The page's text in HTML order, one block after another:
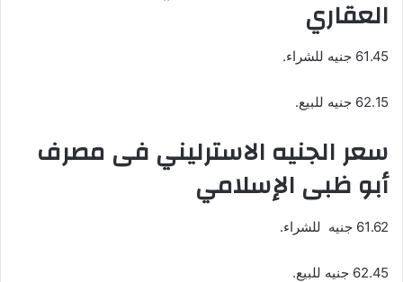
العقاري
61.45 جنيه للشراء.
62.15 جنيه للبيع.
سعر الجنيه الاسترليني فى مصرف
أبو ظبى الإسلامي
61.62 جنيه للشراء.
62.45 جنيه للبيع.